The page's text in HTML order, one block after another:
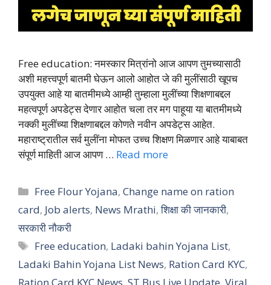
Free education: नमस्कार मित्रांनो आज आपण तुमच्यासाठी
अशी महत्त्वपूर्ण बातमी घेऊन आलो आहोत जे की मुलींसाठी खूपच
उपयुक्त आहे या बातमीमध्ये आम्ही तुम्हाला मुलींच्या शिक्षणाबद्दल
महत्वपूर्ण अपडेट्स देणार आहोत चला तर मग पाहूया या बातमीमध्ये
नक्की मुलींच्या शिक्षणाबद्दल कोणते नवीन अपडेट्स आहेत.
महाराष्ट्रातील सर्व मुलींना मोफत उच्च शिक्षण मिळणार आहे याबाबत
संपूर्ण माहिती आज आपण … Read more
Categories
Free Flour Yojana,Change name on ration
card, Job alerts, News Mrathi,शिक्षा की जानकारी,
सरकारी नौकरी
Tags
Free education, Ladaki bahin Yojana List,
Ladaki Bahin Yojana List News, Ration Card KYC,
Ration Card KYC News, ST Bus Live Update, Viral